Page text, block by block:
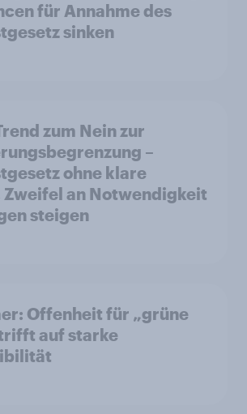
für Annahme des
sinken
zum Nein zur
–
ohne klare
an Notwendigkeit
steigen
Offenheit für „grüne
auf starke